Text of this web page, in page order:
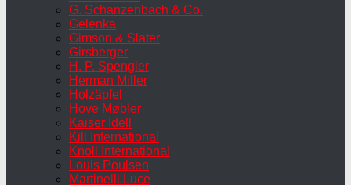
G. Schanzenbach & Co.
Gelenka
Gimson & Slater
Girsberger
H. P. Spengler
Herman Miller
Holzäpfel
Hove Møbler
Kaiser Idell
Kill International
Knoll International
Louis Poulsen
Martinelli Luce